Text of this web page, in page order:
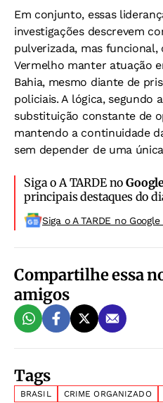
Em conjunto, essas
investigações descrevem
pulverizada, mas
Vermelho manter atuação
Bahia, mesmo diante de
policiais. A lógica, segundo
substituição constante de
mantendo a continuidade
sem depender de uma
Siga o A TARDE no
principais destaques do
Siga o A TARDE no
Compartilhe essa
amigos
Tags
BRASIL CRIME ORGANIZADO